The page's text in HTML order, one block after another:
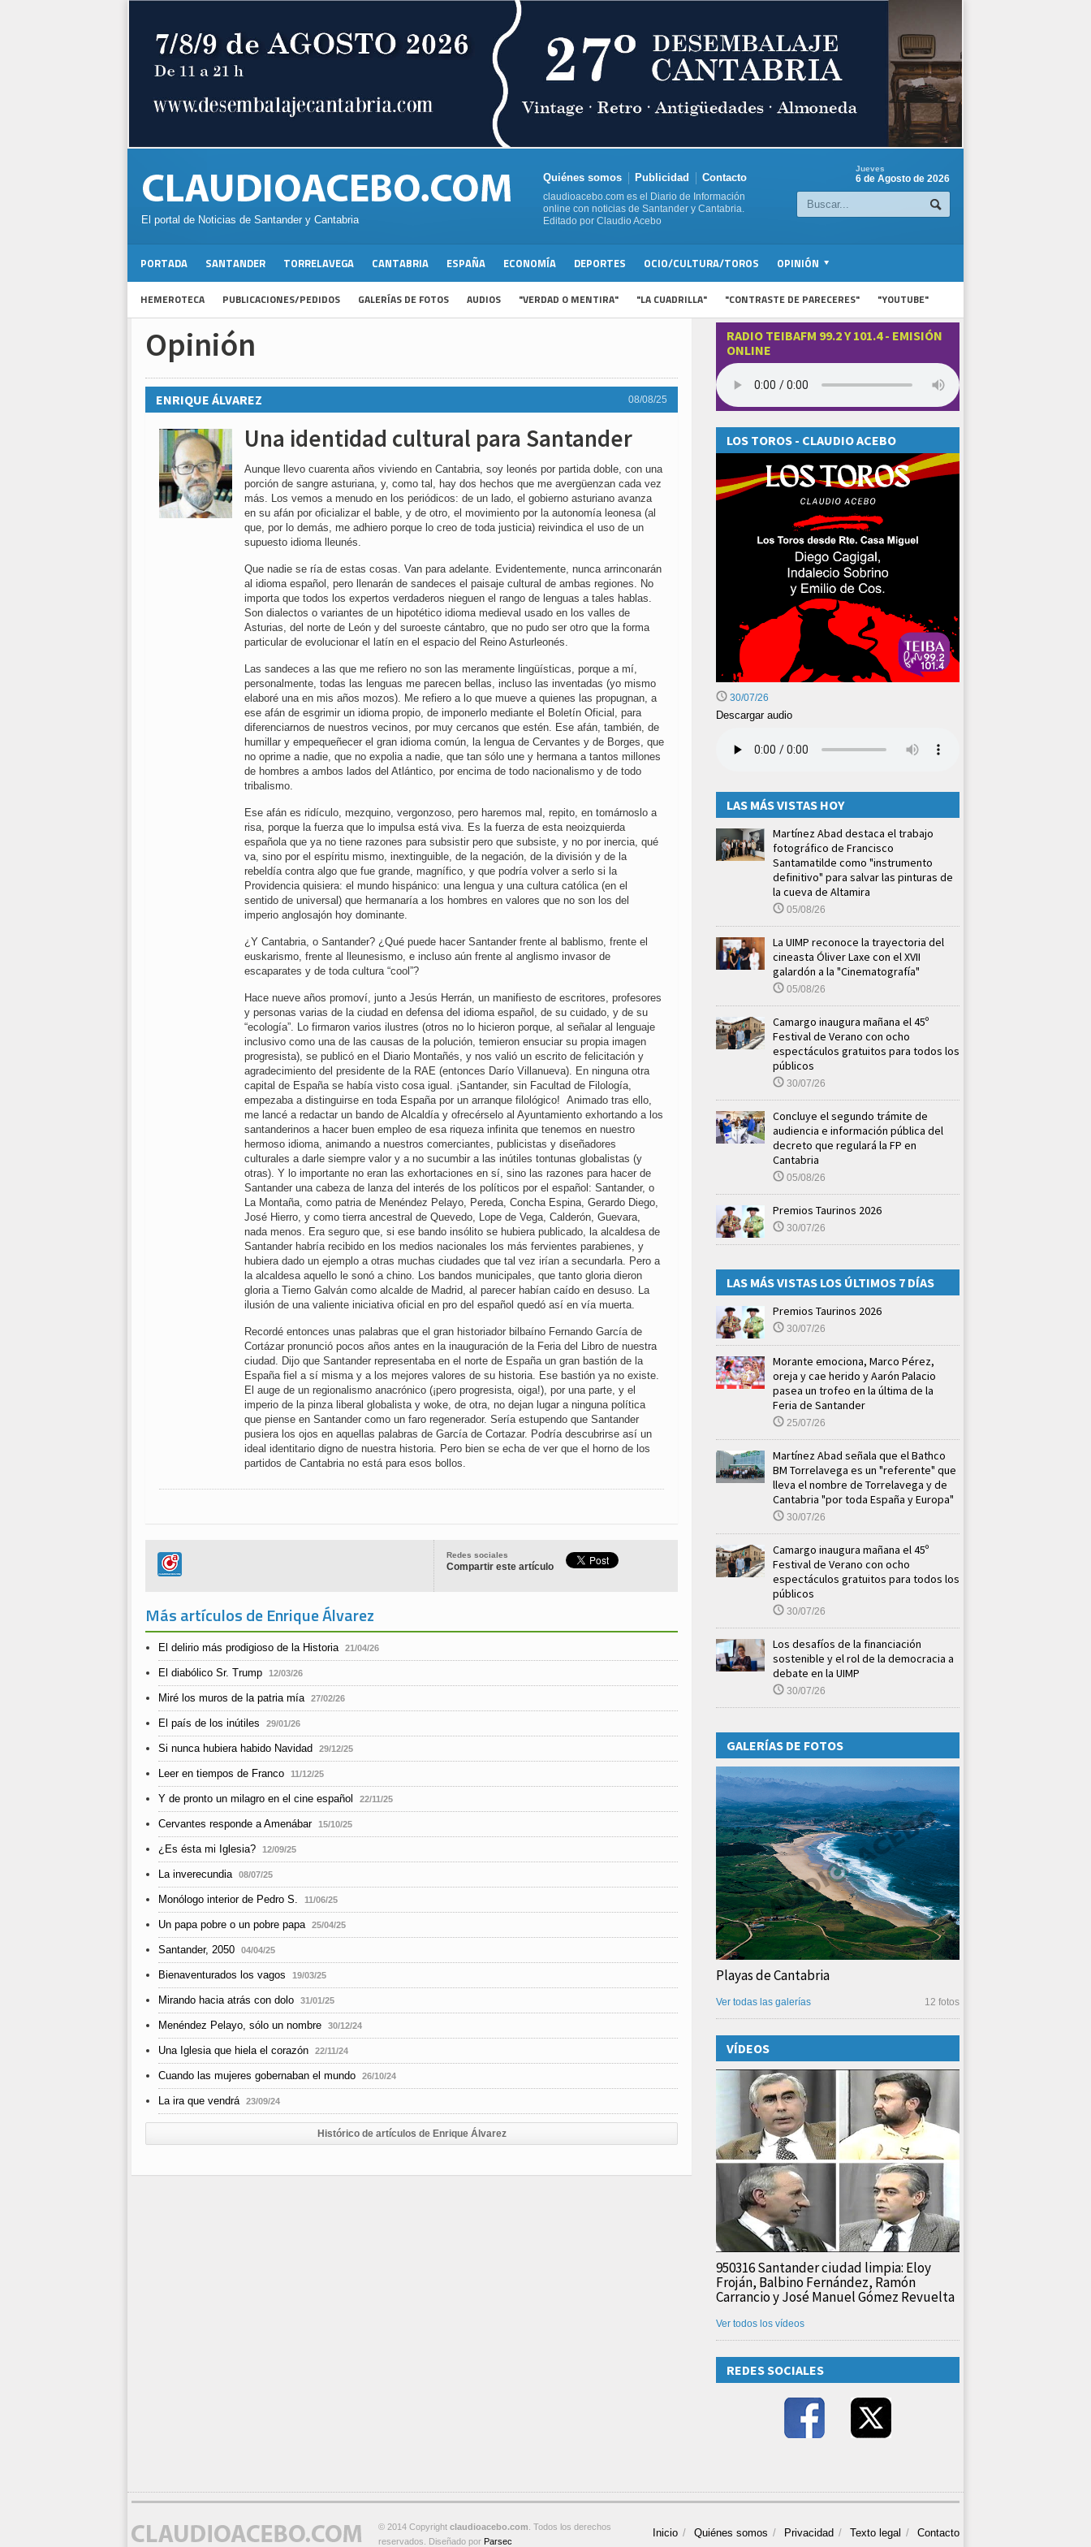
El portal de Noticias de Santander y Cantabria
Quiénes somos Publicidad Contacto
claudioacebo.com es el Diario de Información
online con noticias de Santander y Cantabria.
Editado por Claudio Acebo
Jueves
6 de Agosto de 2026
PORTADA SANTANDER TORRELAVEGA CANTABRIA ESPAÑA ECONOMÍA DEPORTES OCIO/CULTURA/TOROS OPINIÓN
HEMEROTECA PUBLICACIONES/PEDIDOS GALERÍAS DE FOTOS AUDIOS "VERDAD O MENTIRA" "LA CUADRILLA" "CONTRASTE DE PARECERES" "YOUTUBE"
Opinión
08/08/25
ENRIQUE ÁLVAREZ
Una identidad cultural para Santander
Aunque llevo cuarenta años viviendo en Cantabria, soy leonés por partida doble, con una
porción de sangre asturiana, y, como tal, hay dos hechos que me avergüenzan cada vez
más. Los vemos a menudo en los periódicos: de un lado, el gobierno asturiano avanza
en su afán por oficializar el bable, y de otro, el movimiento por la autonomía leonesa (al
que, por lo demás, me adhiero porque lo creo de toda justicia) reivindica el uso de un
supuesto idioma lleunés.
Que nadie se ría de estas cosas. Van para adelante. Evidentemente, nunca arrinconarán
al idioma español, pero llenarán de sandeces el paisaje cultural de ambas regiones. No
importa que todos los expertos verdaderos nieguen el rango de lenguas a tales hablas.
Son dialectos o variantes de un hipotético idioma medieval usado en los valles de
Asturias, del norte de León y del suroeste cántabro, que no pudo ser otro que la forma
particular de evolucionar el latín en el espacio del Reino Asturleonés.
Las sandeces a las que me refiero no son las meramente lingüísticas, porque a mí,
personalmente, todas las lenguas me parecen bellas, incluso las inventadas (yo mismo
elaboré una en mis años mozos). Me refiero a lo que mueve a quienes las propugnan, a
ese afán de esgrimir un idioma propio, de imponerlo mediante el Boletín Oficial, para
diferenciarnos de nuestros vecinos, por muy cercanos que estén. Ese afán, también, de
humillar y empequeñecer el gran idioma común, la lengua de Cervantes y de Borges, que
no oprime a nadie, que no expolia a nadie, que tan sólo une y hermana a tantos millones
de hombres a ambos lados del Atlántico, por encima de todo nacionalismo y de todo
tribalismo.
Ese afán es ridículo, mezquino, vergonzoso, pero haremos mal, repito, en tomárnoslo a
risa, porque la fuerza que lo impulsa está viva. Es la fuerza de esta neoizquierda
española que ya no tiene razones para subsistir pero que subsiste, y no por inercia, qué
va, sino por el espíritu mismo, inextinguible, de la negación, de la división y de la
rebeldía contra algo que fue grande, magnífico, y que podría volver a serlo si la
Providencia quisiera: el mundo hispánico: una lengua y una cultura católica (en el
sentido de universal) que hermanaría a los hombres en valores que no son los del
imperio anglosajón hoy dominante.
¿Y Cantabria, o Santander? ¿Qué puede hacer Santander frente al bablismo, frente el
euskarismo, frente al lleunesismo, e incluso aún frente al anglismo invasor de
escaparates y de toda cultura “cool”?
Hace nueve años promoví, junto a Jesús Herrán, un manifiesto de escritores, profesores
y personas varias de la ciudad en defensa del idioma español, de su cuidado, y de su
“ecología”. Lo firmaron varios ilustres (otros no lo hicieron porque, al señalar al lenguaje
inclusivo como una de las causas de la polución, temieron ensuciar su propia imagen
progresista), se publicó en el Diario Montañés, y nos valió un escrito de felicitación y
agradecimiento del presidente de la RAE (entonces Darío Villanueva). En ninguna otra
capital de España se había visto cosa igual. ¡Santander, sin Facultad de Filología,
empezaba a distinguirse en toda España por un arranque filológico! Animado tras ello,
me lancé a redactar un bando de Alcaldía y ofrecérselo al Ayuntamiento exhortando a los
santanderinos a hacer buen empleo de esa riqueza infinita que tenemos en nuestro
hermoso idioma, animando a nuestros comerciantes, publicistas y diseñadores
culturales a darle siempre valor y a no sucumbir a las inútiles tontunas globalistas (y
otras). Y lo importante no eran las exhortaciones en sí, sino las razones para hacer de
Santander una cabeza de lanza del interés de los políticos por el español: Santander, o
La Montaña, como patria de Menéndez Pelayo, Pereda, Concha Espina, Gerardo Diego,
José Hierro, y como tierra ancestral de Quevedo, Lope de Vega, Calderón, Guevara,
nada menos. Era seguro que, si ese bando insólito se hubiera publicado, la alcaldesa de
Santander habría recibido en los medios nacionales los más fervientes parabienes, y
hubiera dado un ejemplo a otras muchas ciudades que tal vez irían a secundarla. Pero a
la alcaldesa aquello le sonó a chino. Los bandos municipales, que tanto gloria dieron
gloria a Tierno Galván como alcalde de Madrid, al parecer habían caído en desuso. La
ilusión de una valiente iniciativa oficial en pro del español quedó así en vía muerta.
Recordé entonces unas palabras que el gran historiador bilbaíno Fernando García de
Cortázar pronunció pocos años antes en la inauguración de la Feria del Libro de nuestra
ciudad. Dijo que Santander representaba en el norte de España un gran bastión de la
España fiel a sí misma y a los mejores valores de su historia. Ese bastión ya no existe.
El auge de un regionalismo anacrónico (¡pero progresista, oiga!), por una parte, y el
imperio de la pinza liberal globalista y woke, de otra, no dejan lugar a ninguna política
que piense en Santander como un faro regenerador. Sería estupendo que Santander
pusiera los ojos en aquellas palabras de García de Cortazar. Podría descubrirse así un
ideal identitario digno de nuestra historia. Pero bien se echa de ver que el horno de los
partidos de Cantabria no está para esos bollos.
Redes sociales
Compartir este artículo
Más artículos de Enrique Álvarez
El delirio más prodigioso de la Historia 21/04/26
El diabólico Sr. Trump 12/03/26
Miré los muros de la patria mía 27/02/26
El país de los inútiles 29/01/26
Si nunca hubiera habido Navidad 29/12/25
Leer en tiempos de Franco 11/12/25
Y de pronto un milagro en el cine español 22/11/25
Cervantes responde a Amenábar 15/10/25
¿Es ésta mi Iglesia? 12/09/25
La inverecundia 08/07/25
Monólogo interior de Pedro S. 11/06/25
Un papa pobre o un pobre papa 25/04/25
Santander, 2050 04/04/25
Bienaventurados los vagos 19/03/25
Mirando hacia atrás con dolo 31/01/25
Menéndez Pelayo, sólo un nombre 30/12/24
Una Iglesia que hiela el corazón 22/11/24
Cuando las mujeres gobernaban el mundo 26/10/24
La ira que vendrá 23/09/24
Histórico de artículos de Enrique Álvarez
RADIO TEIBAFM 99.2 Y 101.4 - EMISIÓN
ONLINE
LOS TOROS - CLAUDIO ACEBO
30/07/26
Descargar audio
LAS MÁS VISTAS HOY
Martínez Abad destaca el trabajo
fotográfico de Francisco
Santamatilde como "instrumento
definitivo" para salvar las pinturas de
la cueva de Altamira
05/08/26
La UIMP reconoce la trayectoria del
cineasta Óliver Laxe con el XVII
galardón a la "Cinematografía"
05/08/26
Camargo inaugura mañana el 45º
Festival de Verano con ocho
espectáculos gratuitos para todos los
públicos
30/07/26
Concluye el segundo trámite de
audiencia e información pública del
decreto que regulará la FP en
Cantabria
05/08/26
Premios Taurinos 2026
30/07/26
LAS MÁS VISTAS LOS ÚLTIMOS 7 DÍAS
Premios Taurinos 2026
30/07/26
Morante emociona, Marco Pérez,
oreja y cae herido y Aarón Palacio
pasea un trofeo en la última de la
Feria de Santander
25/07/26
Martínez Abad señala que el Bathco
BM Torrelavega es un "referente" que
lleva el nombre de Torrelavega y de
Cantabria "por toda España y Europa"
30/07/26
Camargo inaugura mañana el 45º
Festival de Verano con ocho
espectáculos gratuitos para todos los
públicos
30/07/26
Los desafíos de la financiación
sostenible y el rol de la democracia a
debate en la UIMP
30/07/26
GALERÍAS DE FOTOS
Playas de Cantabria
12 fotos
Ver todas las galerías
VÍDEOS
950316 Santander ciudad limpia: Eloy
Froján, Balbino Fernández, Ramón
Carrancio y José Manuel Gómez Revuelta
Ver todos los vídeos
REDES SOCIALES
Inicio Quiénes somos Privacidad Texto legal Contacto
© 2014 Copyright claudioacebo.com . Todos los derechos
reservados. Diseñado por Parsec